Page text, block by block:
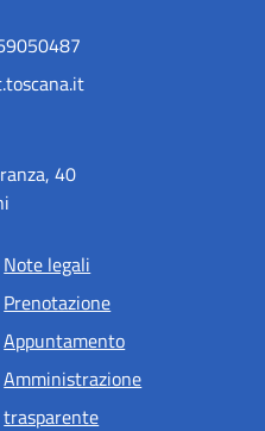
40
Note legali
Prenotazione
Appuntamento
Amministrazione
trasparente